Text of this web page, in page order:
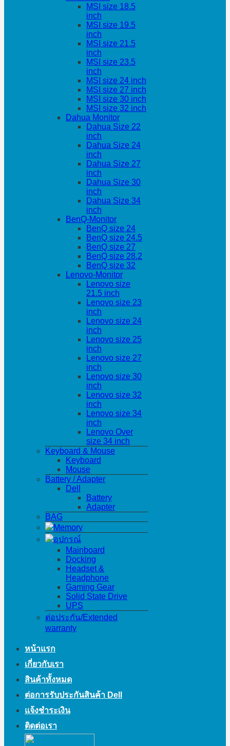
MSI size 18.5
inch
MSI size 19.5
inch
MSI size 21.5
inch
MSI size 23.5
inch
MSI size 24 inch
MSI size 27 inch
MSI size 30 inch
MSI size 32 inch
Dahua Monitor
Dahua Size 22
inch
Dahua Size 24
inch
Dahua Size 27
inch
Dahua Size 30
inch
Dahua Size 34
inch
BenQ-Monitor
BenQ size 24
BenQ size 24.5
BenQ size 27
BenQ size 28.2
BenQ size 32
Lenovo-Monitor
Lenovo size
21.5 inch
Lenovo size 23
inch
Lenovo size 24
inch
Lenovo size 25
inch
Lenovo size 27
inch
Lenovo size 30
inch
Lenovo size 32
inch
Lenovo size 34
inch
Lenovo Over
size 34 inch
Keyboard & Mouse
Keyboard
Mouse
Battery / Adapter
Dell
Battery
Adapter
BAG
Memory
อุปกรณ์
Mainboard
Docking
Headset &
Headphone
Gaming Gear
Solid State Drive
UPS
ต่อประกัน/Extended
warranty
หน้าแรก
เกี่ยวกับเรา
สินค้าทั้งหมด
ต่อการรับประกันสินค้า Dell
แจ้งชำระเงิน
ติดต่อเรา